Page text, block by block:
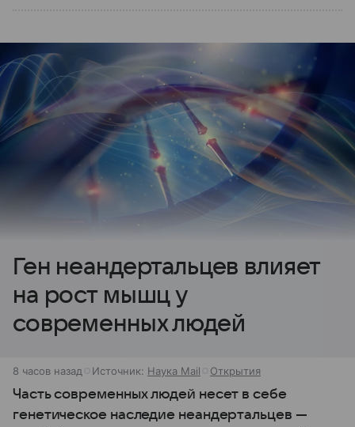
Ген неандертальцев влияет
на рост мышц у
современных людей
8 часов назад Источник: Наука Mail Открытия
Часть современных людей несет в себе
генетическое наследие неандертальцев —